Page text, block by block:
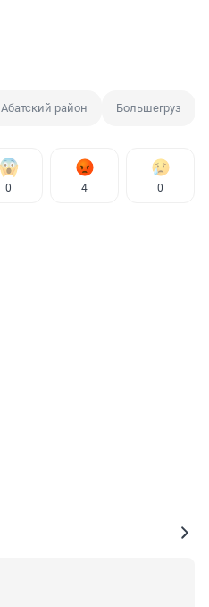
Абатский район Большегруз
0 4 0